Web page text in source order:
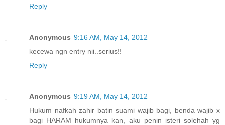
Reply
Anonymous 9:16 AM, May 14, 2012
kecewa ngn entry nii..serius!!
Reply
Anonymous 9:19 AM, May 14, 2012
Hukum nafkah zahir batin suami wajib bagi, benda wajib x
bagi HARAM hukumnya kan, aku penin isteri solehah yg